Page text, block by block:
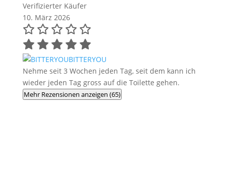
Verifizierter Käufer
10. März 2026
BITTERYOU
Nehme seit 3 Wochen jeden Tag, seit dem kann ich
wieder jeden Tag gross auf die Toilette gehen.
Mehr Rezensionen anzeigen (65)